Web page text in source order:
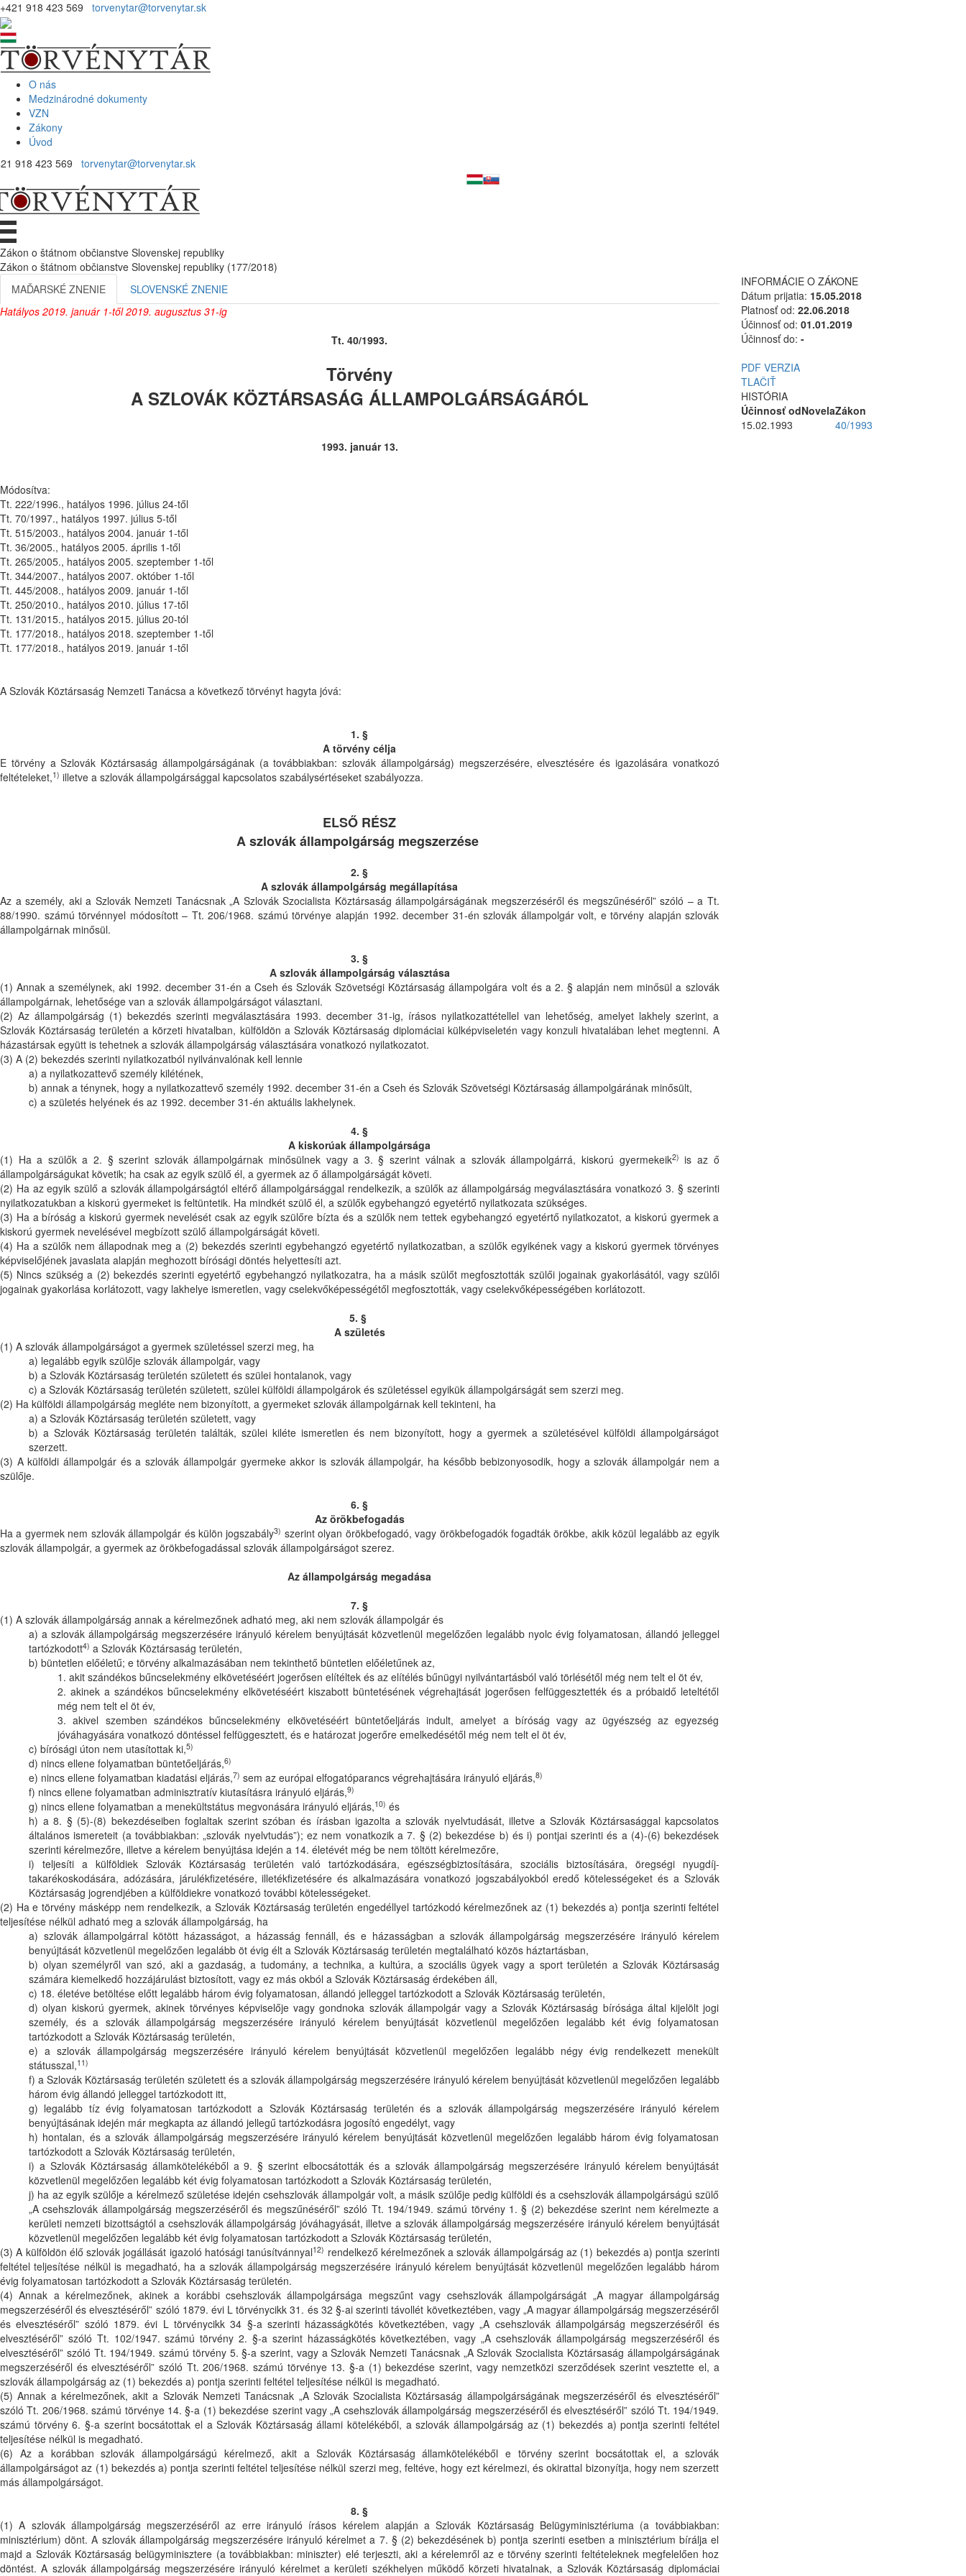
+421 918 423 569 torvenytar@torvenytar.sk
O nás
Medzinárodné dokumenty
VZN
Zákony
Úvod
918 423 569 torvenytar@torvenytar.sk
Zákon o štátnom občianstve Slovenskej republiky
Zákon o štátnom občianstve Slovenskej republiky (177/2018)
INFORMÁCIE O ZÁKONE
Dátum prijatia: 15.05.2018
Platnosť od: 22.06.2018
Účinnosť od: 01.01.2019
Účinnosť do: -
PDF VERZIA
TLAČIŤ
HISTÓRIA
Účinnosť odNovelaZákon
15.02.1993
40/1993
MAĎARSKÉ ZNENIE
SLOVENSKÉ ZNENIE
Hatályos 2019. január 1-től 2019. augusztus 31-ig
Tt. 40/1993.
Törvény
A SZLOVÁK KÖZTÁRSASÁG ÁLLAMPOLGÁRSÁGÁRÓL
1993. január 13.
Módosítva:
Tt. 222/1996., hatályos 1996. július 24-től
Tt. 70/1997., hatályos 1997. július 5-től
Tt. 515/2003., hatályos 2004. január 1-től
Tt. 36/2005., hatályos 2005. április 1-től
Tt. 265/2005., hatályos 2005. szeptember 1-től
Tt. 344/2007., hatályos 2007. október 1-től
Tt. 445/2008., hatályos 2009. január 1-től
Tt. 250/2010., hatályos 2010. július 17-től
Tt. 131/2015., hatályos 2015. július 20-tól
Tt. 177/2018., hatályos 2018. szeptember 1-től
Tt. 177/2018., hatályos 2019. január 1-től
A Szlovák Köztársaság Nemzeti Tanácsa a következő törvényt hagyta jóvá:
1. §
A törvény célja
E törvény a Szlovák Köztársaság állampolgárságának (a továbbiakban: szlovák állampolgárság) megszerzésére, elvesztésére és igazolására vonatkozó
feltételeket,1) illetve a szlovák állampolgársággal kapcsolatos szabálysértéseket szabályozza.
ELSŐ RÉSZ
A szlovák állampolgárság megszerzése
2. §
A szlovák állampolgárság megállapítása
Az a személy, aki a Szlovák Nemzeti Tanácsnak „A Szlovák Szocialista Köztársaság állampolgárságának megszerzéséről és megszűnéséről” szóló – a Tt.
88/1990. számú törvénnyel módosított – Tt. 206/1968. számú törvénye alapján 1992. december 31-én szlovák állampolgár volt, e törvény alapján szlovák
állampolgárnak minősül.
3. §
A szlovák állampolgárság választása
(1) Annak a személynek, aki 1992. december 31-én a Cseh és Szlovák Szövetségi Köztársaság állampolgára volt és a 2. § alapján nem minősül a szlovák
állampolgárnak, lehetősége van a szlovák állampolgárságot választani.
(2) Az állampolgárság (1) bekezdés szerinti megválasztására 1993. december 31-ig, írásos nyilatkozattétellel van lehetőség, amelyet lakhely szerint, a
Szlovák Köztársaság területén a körzeti hivatalban, külföldön a Szlovák Köztársaság diplomáciai külképviseletén vagy konzuli hivatalában lehet megtenni. A
házastársak együtt is tehetnek a szlovák állampolgárság választására vonatkozó nyilatkozatot.
(3) A (2) bekezdés szerinti nyilatkozatból nyilvánvalónak kell lennie
a) a nyilatkozattevő személy kilétének,
b) annak a ténynek, hogy a nyilatkozattevő személy 1992. december 31-én a Cseh és Szlovák Szövetségi Köztársaság állampolgárának minősült,
c) a születés helyének és az 1992. december 31-én aktuális lakhelynek.
4. §
A kiskorúak állampolgársága
(1) Ha a szülők a 2. § szerint szlovák állampolgárnak minősülnek vagy a 3. § szerint válnak a szlovák állampolgárrá, kiskorú gyermekeik2) is az ő
állampolgárságukat követik; ha csak az egyik szülő él, a gyermek az ő állampolgárságát követi.
(2) Ha az egyik szülő a szlovák állampolgárságtól eltérő állampolgársággal rendelkezik, a szülők az állampolgárság megválasztására vonatkozó 3. § szerinti
nyilatkozatukban a kiskorú gyermeket is feltüntetik. Ha mindkét szülő él, a szülők egybehangzó egyetértő nyilatkozata szükséges.
(3) Ha a bíróság a kiskorú gyermek nevelését csak az egyik szülőre bízta és a szülők nem tettek egybehangzó egyetértő nyilatkozatot, a kiskorú gyermek a
kiskorú gyermek nevelésével megbízott szülő állampolgárságát követi.
(4) Ha a szülők nem állapodnak meg a (2) bekezdés szerinti egybehangzó egyetértő nyilatkozatban, a szülők egyikének vagy a kiskorú gyermek törvényes
képviselőjének javaslata alapján meghozott bírósági döntés helyettesíti azt.
(5) Nincs szükség a (2) bekezdés szerinti egyetértő egybehangzó nyilatkozatra, ha a másik szülőt megfosztották szülői jogainak gyakorlásától, vagy szülői
jogainak gyakorlása korlátozott, vagy lakhelye ismeretlen, vagy cselekvőképességétől megfosztották, vagy cselekvőképességében korlátozott.
5. §
A születés
(1) A szlovák állampolgárságot a gyermek születéssel szerzi meg, ha
a) legalább egyik szülője szlovák állampolgár, vagy
b) a Szlovák Köztársaság területén született és szülei hontalanok, vagy
c) a Szlovák Köztársaság területén született, szülei külföldi állampolgárok és születéssel egyikük állampolgárságát sem szerzi meg.
(2) Ha külföldi állampolgárság megléte nem bizonyított, a gyermeket szlovák állampolgárnak kell tekinteni, ha
a) a Szlovák Köztársaság területén született, vagy
b) a Szlovák Köztársaság területén találták, szülei kiléte ismeretlen és nem bizonyított, hogy a gyermek a születésével külföldi állampolgárságot
szerzett.
(3) A külföldi állampolgár és a szlovák állampolgár gyermeke akkor is szlovák állampolgár, ha később bebizonyosodik, hogy a szlovák állampolgár nem a
szülője.
6. §
Az örökbefogadás
Ha a gyermek nem szlovák állampolgár és külön jogszabály3) szerint olyan örökbefogadó, vagy örökbefogadók fogadták örökbe, akik közül legalább az egyik
szlovák állampolgár, a gyermek az örökbefogadással szlovák állampolgárságot szerez.
Az állampolgárság megadása
7. §
(1) A szlovák állampolgárság annak a kérelmezőnek adható meg, aki nem szlovák állampolgár és
a) a szlovák állampolgárság megszerzésére irányuló kérelem benyújtását közvetlenül megelőzően legalább nyolc évig folyamatosan, állandó jelleggel
tartózkodott4) a Szlovák Köztársaság területén,
b) büntetlen előéletű; e törvény alkalmazásában nem tekinthető büntetlen előéletűnek az,
1. akit szándékos bűncselekmény elkövetéséért jogerősen elítéltek és az elítélés bűnügyi nyilvántartásból való törlésétől még nem telt el öt év,
2. akinek a szándékos bűncselekmény elkövetéséért kiszabott büntetésének végrehajtását jogerősen felfüggesztették és a próbaidő leteltétől
még nem telt el öt év,
3. akivel szemben szándékos bűncselekmény elkövetéséért büntetőeljárás indult, amelyet a bíróság vagy az ügyészség az egyezség
jóváhagyására vonatkozó döntéssel felfüggesztett, és e határozat jogerőre emelkedésétől még nem telt el öt év,
c) bírósági úton nem utasítottak ki,5)
d) nincs ellene folyamatban büntetőeljárás,6)
e) nincs ellene folyamatban kiadatási eljárás,7) sem az európai elfogatóparancs végrehajtására irányuló eljárás,8)
f) nincs ellene folyamatban adminisztratív kiutasításra irányuló eljárás,9)
g) nincs ellene folyamatban a menekültstátus megvonására irányuló eljárás,10) és
h) a 8. § (5)-(8) bekezdéseiben foglaltak szerint szóban és írásban igazolta a szlovák nyelvtudását, illetve a Szlovák Köztársasággal kapcsolatos
általános ismereteit (a továbbiakban: „szlovák nyelvtudás”); ez nem vonatkozik a 7. § (2) bekezdése b) és i) pontjai szerinti és a (4)-(6) bekezdések
szerinti kérelmezőre, illetve a kérelem benyújtása idején a 14. életévét még be nem töltött kérelmezőre,
i) teljesíti a külföldiek Szlovák Köztársaság területén való tartózkodására, egészségbiztosítására, szociális biztosítására, öregségi nyugdíj-
takarékoskodására, adózására, járulékfizetésére, illetékfizetésére és alkalmazására vonatkozó jogszabályokból eredő kötelességeket és a Szlovák
Köztársaság jogrendjében a külföldiekre vonatkozó további kötelességeket.
(2) Ha e törvény másképp nem rendelkezik, a Szlovák Köztársaság területén engedéllyel tartózkodó kérelmezőnek az (1) bekezdés a) pontja szerinti feltétel
teljesítése nélkül adható meg a szlovák állampolgárság, ha
a) szlovák állampolgárral kötött házasságot, a házasság fennáll, és e házasságban a szlovák állampolgárság megszerzésére irányuló kérelem
benyújtását közvetlenül megelőzően legalább öt évig élt a Szlovák Köztársaság területén megtalálható közös háztartásban,
b) olyan személyről van szó, aki a gazdaság, a tudomány, a technika, a kultúra, a szociális ügyek vagy a sport területén a Szlovák Köztársaság
számára kiemelkedő hozzájárulást biztosított, vagy ez más okból a Szlovák Köztársaság érdekében áll,
c) 18. életéve betöltése előtt legalább három évig folyamatosan, állandó jelleggel tartózkodott a Szlovák Köztársaság területén,
d) olyan kiskorú gyermek, akinek törvényes képviselője vagy gondnoka szlovák állampolgár vagy a Szlovák Köztársaság bírósága által kijelölt jogi
személy, és a szlovák állampolgárság megszerzésére irányuló kérelem benyújtását közvetlenül megelőzően legalább két évig folyamatosan
tartózkodott a Szlovák Köztársaság területén,
e) a szlovák állampolgárság megszerzésére irányuló kérelem benyújtását közvetlenül megelőzően legalább négy évig rendelkezett menekült
státusszal,11)
f) a Szlovák Köztársaság területén született és a szlovák állampolgárság megszerzésére irányuló kérelem benyújtását közvetlenül megelőzően legalább
három évig állandó jelleggel tartózkodott itt,
g) legalább tíz évig folyamatosan tartózkodott a Szlovák Köztársaság területén és a szlovák állampolgárság megszerzésére irányuló kérelem
benyújtásának idején már megkapta az állandó jellegű tartózkodásra jogosító engedélyt, vagy
h) hontalan, és a szlovák állampolgárság megszerzésére irányuló kérelem benyújtását közvetlenül megelőzően legalább három évig folyamatosan
tartózkodott a Szlovák Köztársaság területén,
i) a Szlovák Köztársaság államkötelékéből a 9. § szerint elbocsátották és a szlovák állampolgárság megszerzésére irányuló kérelem benyújtását
közvetlenül megelőzően legalább két évig folyamatosan tartózkodott a Szlovák Köztársaság területén,
j) ha az egyik szülője a kérelmező születése idején csehszlovák állampolgár volt, a másik szülője pedig külföldi és a csehszlovák állampolgárságú szülő
„A csehszlovák állampolgárság megszerzéséről és megszűnéséről” szóló Tt. 194/1949. számú törvény 1. § (2) bekezdése szerint nem kérelmezte a
kerületi nemzeti bizottságtól a csehszlovák állampolgárság jóváhagyását, illetve a szlovák állampolgárság megszerzésére irányuló kérelem benyújtását
közvetlenül megelőzően legalább két évig folyamatosan tartózkodott a Szlovák Köztársaság területén,
(3) A külföldön élő szlovák jogállását igazoló hatósági tanúsítvánnyal12) rendelkező kérelmezőnek a szlovák állampolgárság az (1) bekezdés a) pontja szerinti
feltétel teljesítése nélkül is megadható, ha a szlovák állampolgárság megszerzésére irányuló kérelem benyújtását közvetlenül megelőzően legalább három
évig folyamatosan tartózkodott a Szlovák Köztársaság területén.
(4) Annak a kérelmezőnek, akinek a korábbi csehszlovák állampolgársága megszűnt vagy csehszlovák állampolgárságát „A magyar állampolgárság
megszerzéséről és elvesztéséről” szóló 1879. évi L törvénycikk 31. és 32 §-ai szerinti távollét következtében, vagy „A magyar állampolgárság megszerzéséről
és elvesztéséről” szóló 1879. évi L törvénycikk 34 §-a szerinti házasságkötés következtében, vagy „A csehszlovák állampolgárság megszerzéséről és
elvesztéséről” szóló Tt. 102/1947. számú törvény 2. §-a szerint házasságkötés következtében, vagy „A csehszlovák állampolgárság megszerzéséről és
elvesztéséről” szóló Tt. 194/1949. számú törvény 5. §-a szerint, vagy a Szlovák Nemzeti Tanácsnak „A Szlovák Szocialista Köztársaság állampolgárságának
megszerzéséről és elvesztéséről” szóló Tt. 206/1968. számú törvénye 13. §-a (1) bekezdése szerint, vagy nemzetközi szerződések szerint vesztette el, a
szlovák állampolgárság az (1) bekezdés a) pontja szerinti feltétel teljesítése nélkül is megadható.
(5) Annak a kérelmezőnek, akit a Szlovák Nemzeti Tanácsnak „A Szlovák Szocialista Köztársaság állampolgárságának megszerzéséről és elvesztéséről”
szóló Tt. 206/1968. számú törvénye 14. §-a (1) bekezdése szerint vagy „A csehszlovák állampolgárság megszerzéséről és elvesztéséről” szóló Tt. 194/1949.
számú törvény 6. §-a szerint bocsátottak el a Szlovák Köztársaság állami kötelékéből, a szlovák állampolgárság az (1) bekezdés a) pontja szerinti feltétel
teljesítése nélkül is megadható.
(6) Az a korábban szlovák állampolgárságú kérelmező, akit a Szlovák Köztársaság államkötelékéből e törvény szerint bocsátottak el, a szlovák
állampolgárságot az (1) bekezdés a) pontja szerinti feltétel teljesítése nélkül szerzi meg, feltéve, hogy ezt kérelmezi, és okirattal bizonyítja, hogy nem szerzett
más állampolgárságot.
8. §
(1) A szlovák állampolgárság megszerzéséről az erre irányuló írásos kérelem alapján a Szlovák Köztársaság Belügyminisztériuma (a továbbiakban:
minisztérium) dönt. A szlovák állampolgárság megszerzésére irányuló kérelmet a 7. § (2) bekezdésének b) pontja szerinti esetben a minisztérium bírálja el
majd a Szlovák Köztársaság belügyminisztere (a továbbiakban: miniszter) elé terjeszti, aki a kérelemről az e törvény szerinti feltételeknek megfelelően hoz
döntést. A szlovák állampolgárság megszerzésére irányuló kérelmet a kerületi székhelyen működő körzeti hivatalnak, a Szlovák Köztársaság diplomáciai